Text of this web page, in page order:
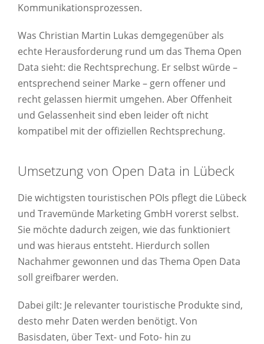
Kommunikationsprozessen.
Was Christian Martin Lukas demgegenüber als
echte Herausforderung rund um das Thema Open
Data sieht: die Rechtsprechung. Er selbst würde –
entsprechend seiner Marke – gern offener und
recht gelassen hiermit umgehen. Aber Offenheit
und Gelassenheit sind eben leider oft nicht
kompatibel mit der offiziellen Rechtsprechung.
Umsetzung von Open Data in Lübeck
Die wichtigsten touristischen POIs pflegt die Lübeck
und Travemünde Marketing GmbH vorerst selbst.
Sie möchte dadurch zeigen, wie das funktioniert
und was hieraus entsteht. Hierdurch sollen
Nachahmer gewonnen und das Thema Open Data
soll greifbarer werden.
Dabei gilt: Je relevanter touristische Produkte sind,
desto mehr Daten werden benötigt. Von
Basisdaten, über Text- und Foto- hin zu